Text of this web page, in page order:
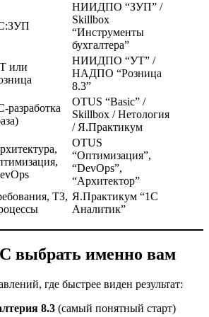
НИИДПО “ЗУП” /
Skillbox
“Инструменты
бухгалтера”
или
НИИДПО “УТ” /
НАДПО “Розница
8.3”
разработка
OTUS “Basic” /
Skillbox / Нетология
/ Я.Практикум
OTUS
“Оптимизация”,
“DevOps”,
“Архитектор”
ТЗ, Я.Практикум “1С
Аналитик”
выбрать именно вам
где быстрее виден результат:
8.3 (самый понятный старт)